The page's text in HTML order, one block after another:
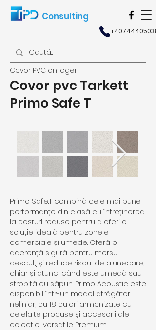
Consulting
+40744405038
Covor PVC omogen
Covor pvc Tarkett
Primo Safe T
Primo Safe.T combină cele mai bune
performanțe din clasă cu întreținerea
la costuri reduse pentru a oferi o
soluție ideală pentru zonele
comerciale și umede. Oferă o
aderență sigură pentru mersul
desculţ și reduce riscul de alunecare,
chiar și atunci când este umedă sau
stropită cu săpun. Primo Acoustic este
disponibil într-un model atrăgător
neliniar, cu 18 culori armonizate cu
celelalte produse și accesorii ale
colecţiei versatile Premium.